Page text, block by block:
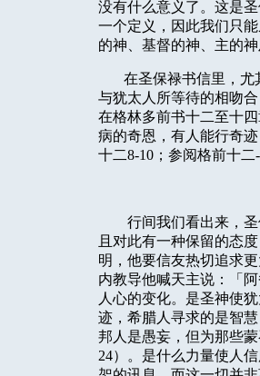
没有什么意义了。这是
一个定义，因此我们只
的神、基督的神、主的
在圣保禄书信里，尤
与犹太人所等待的相吻
在格林多前书十二至十
病的奇恩，有人能行奇
十二8-10 ；参阅格前十二-
行间我们看出来，
且对此有一种保留的态
明，他要信友热切追求
内教导他喊天主说：「
人心的变化。是圣神使
迹，希腊人寻求的是智
邦人是愚妄，但为那些
24）。是什么力量使人